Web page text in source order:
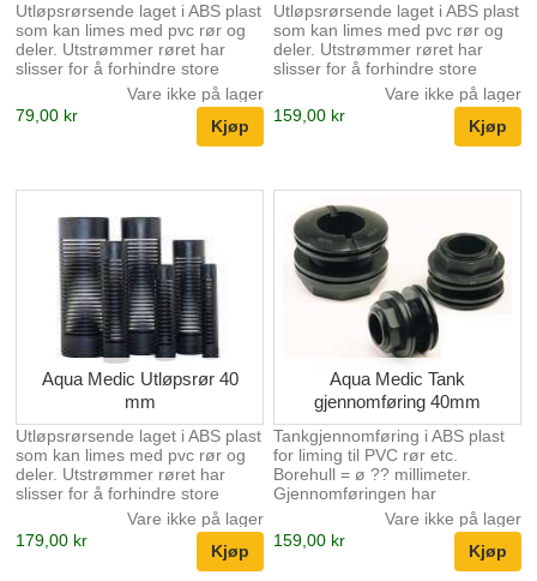
Utløpsrørsende laget i ABS plast
som kan limes med pvc rør og
deler. Utstrømmer røret har
slisser for å forhindre store
partikler og fisk etc å komme
ned i returrøret. Utstrømmer
røret kan også med fordel
benyttes på innblåsning som
Vare ikke på lager
79,00 kr
Utløpsrørsende laget i ABS plast
som kan limes med pvc rør og
deler. Utstrømmer røret har
slisser for å forhindre store
partikler og fisk etc å komme
ned i returrøret. Utstrømmer
røret kan også med fordel
benyttes på innblåsning som
tettet igjen.
Vare ikke på lager
159,00 kr
Aqua Medic Utløpsrør 40
mm
Utløpsrørsende laget i ABS plast
som kan limes med pvc rør og
deler. Utstrømmer røret har
slisser for å forhindre store
partikler og fisk etc å komme
ned i returrøret. Utstrømmer
røret kan også med fordel
benyttes på innblåsning som
Vare ikke på lager
179,00 kr
Aqua Medic Tank
gjennomføring 40mm
Tankgjennomføring i ABS plast
for liming til PVC rør etc.
Borehull = ø ?? millimeter.
Gjennomføringen har
gummipakning som skal inn i
akvariet og glideskive som skal
utenfor akvariet.
Vare ikke på lager
159,00 kr